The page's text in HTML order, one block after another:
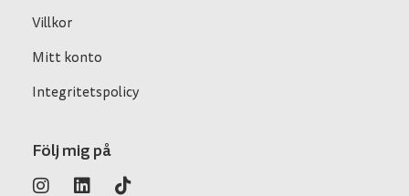
Villkor
Mitt konto
Integritetspolicy
Följ mig på